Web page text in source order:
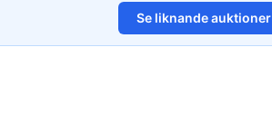
Se liknande auktioner